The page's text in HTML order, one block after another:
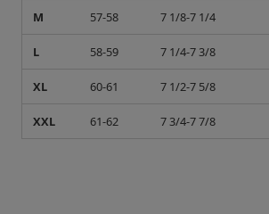
M 57-58 7 1/8-7 1/4
L 58-59 7 1/4-7 3/8
XL 60-61 7 1/2-7 5/8
XXL 61-62 7 3/4-7 7/8